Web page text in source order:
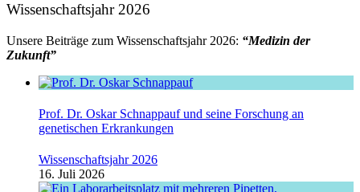
Wissenschaftsjahr 2026
Unsere Beiträge zum Wissenschaftsjahr 2026: “Medizin der
Zukunft”
Prof. Dr. Oskar Schnappauf und seine Forschung an
genetischen Erkrankungen
Wissenschaftsjahr 2026
16. Juli 2026